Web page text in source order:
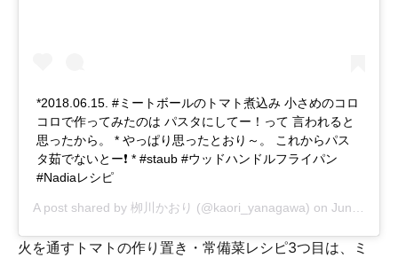
*2018.06.15. #ミートボールのトマト煮込み 小さめのコロ
コロで作ってみたのは パスタにしてー！って 言われると
思ったから。 * やっぱり思ったとおり～。 これからパス
タ茹でないとー❗ * #staub #ウッドハンドルフライパン
#Nadiaレシピ
A post shared by 栁川かおり (@kaori_yanagawa) on Jun 15, 2018 at 1:59am PDT
火を通すトマトの作り置き・常備菜レシピ3つ目は、ミ